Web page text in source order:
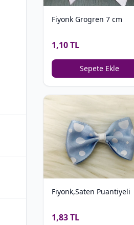
Fiyonk Grogren 7 cm
1,10 TL
Sepete Ekle
Fiyonk,Saten Puantiyeli
1,83 TL